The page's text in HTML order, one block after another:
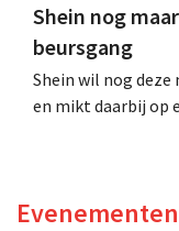
Shein nog
beursgang
Shein wil nog deze
en mikt daarbij op
Evenementen